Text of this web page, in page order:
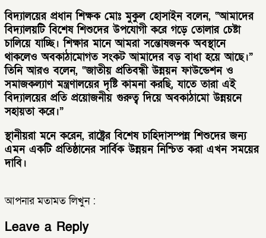
বিদ্যালয়ের প্রধান শিক্ষক মোঃ মুকুল হোসাইন বলেন, “আমাদের
বিদ্যালয়টি বিশেষ শিশুদের উপযোগী করে গড়ে তোলার চেষ্টা
চালিয়ে যাচ্ছি। শিক্ষার মানে আমরা সন্তোষজনক অবস্থানে
থাকলেও অবকাঠামোগত সংকট আমাদের বড় বাধা হয়ে আছে।”
তিনি আরও বলেন, “জাতীয় প্রতিবন্ধী উন্নয়ন ফাউন্ডেশন ও
সমাজকল্যাণ মন্ত্রণালয়ের দৃষ্টি কামনা করছি, যাতে তারা এই
বিদ্যালয়ের প্রতি প্রয়োজনীয় গুরুত্ব দিয়ে অবকাঠামো উন্নয়নে
সহায়তা করে।”
স্থানীয়রা মনে করেন, রাষ্ট্রের বিশেষ চাহিদাসম্পন্ন শিশুদের জন্য
এমন একটি প্রতিষ্ঠানের সার্বিক উন্নয়ন নিশ্চিত করা এখন সময়ের
দাবি।
আপনার মতামত লিখুন :
Leave a Reply